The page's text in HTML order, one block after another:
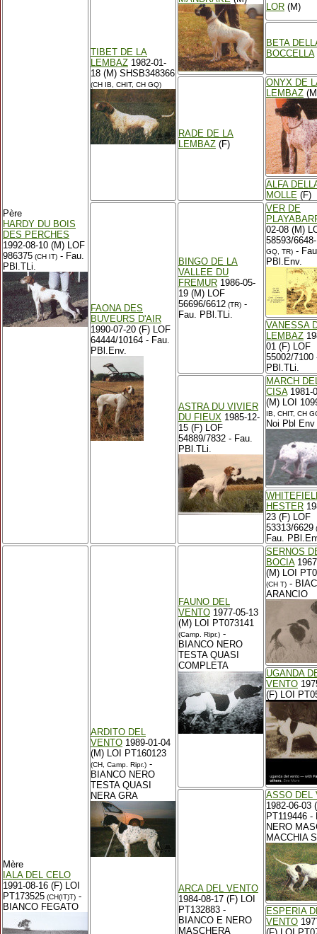
Père
HARDY DU BOIS
DES PERCHES
1992-08-10 (M) LOF
986375 (CH IT) - Fau.
PBl.TLi.
TIBET DE LA
LEMBAZ 1982-01-
18 (M) SHSB348366
(CH IB, CHIT, CH GQ)
LOR (M)
BETA
BOCCELLA
RADE DE LA
LEMBAZ (F)
ONYX DE
LEMBAZ
ALFA
MOLLE (F)
FAONA DES
BUVEURS D'AIR
1990-07-20 (F) LOF
64444/10164 - Fau.
PBl.Env.
BINGO DE LA
VALLEE DU
FREMUR 1986-05-
19 (M) LOF
56696/6612 (TR) -
Fau. PBl.TLi.
VER DE
02-08 (M)
58593/6648-
GQ, TR) -
PBl.Env.
VANESSA
LEMBAZ
01 (F) LOF
55002/7100
PBl.TLi.
ASTRA DU VIVIER
DU FIEUX 1985-12-
15 (F) LOF
54889/7832 - Fau.
PBl.TLi.
MARCH
CISA1981-
(M) LOI
IB, CHIT, CH
Noi Pbl Env
HESTER
23 (F) LOF
53313/6629
Fau.
Mère
IALA DEL CELO
1991-08-16 (F) LOI
PT173525 (CH(IT)T) -
BIANCO FEGATO
ARDITO DEL
VENTO 1989-01-04
(M) LOI PT160123
(CH, Camp. Ripr.) -
BIANCO NERO
TESTA QUASI
NERA GRA
FAUNO DEL
VENTO 1977-05-13
(M) LOI PT073141
(Camp. Ripr.) -
BIANCO NERO
TESTA QUASI
COMPLETA
SERNOS
BOCIA
(M) LOI
(CH T) -
ARANCIO
UGANDA
VENTO
(F) LOI
ARCA DEL VENTO
1984-08-17 (F) LOI
PT132883 -
BIANCO E NERO
MASCHERA
ASSO DEL
1982-06-03
PT119446 -
NERO
MACCHIA
ESPERIA
VENTO